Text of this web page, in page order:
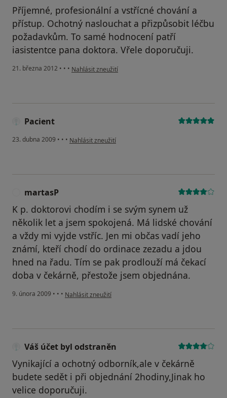
Příjemné, profesionální a vstřícné chování a
přístup. Ochotný naslouchat a přizpůsobit léčbu
požadavkům. To samé hodnocení patří
iasistentce pana doktora. Vřele doporučuji.
21. března 2012 • • • podle názoru uživatele Váš účet byl odstraněn
Nahlásit zneužití
Pacient
23. dubna 2009 • • • podle názoru uživatele Pacient
Nahlásit zneužití
martasP
K p. doktorovi chodím i se svým synem už
několik let a jsem spokojená. Má lidské chování
a vždy mi vyjde vstříc. Jen mi občas vadí jeho
známí, kteří chodí do ordinace zezadu a jdou
hned na řadu. Tím se pak prodlouží má čekací
doba v čekárně, přestože jsem objednána.
9. února 2009 • • • podle názoru uživatele martasP
Nahlásit zneužití
Váš účet byl odstraněn
Vynikající a ochotný odborník,ale v čekárně
budete sedět i při objednání 2hodiny,Jinak ho
velice doporučuji.